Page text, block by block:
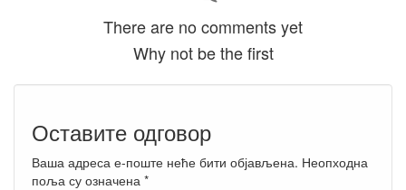
There are no comments yet
Why not be the first
Оставите одговор
Ваша адреса е-поште неће бити објављена. Неопходна
поља су означена *